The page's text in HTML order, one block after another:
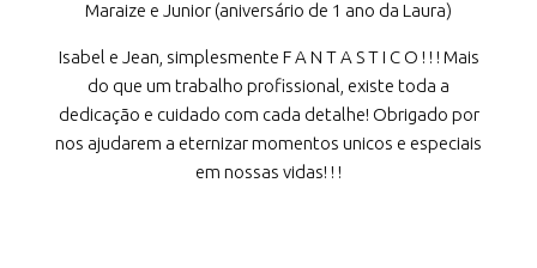
Maraize e Junior (aniversário de 1 ano da Laura)
Isabel e Jean, simplesmente F A N T A S T I C O ! ! ! Mais
do que um trabalho profissional, existe toda a
dedicação e cuidado com cada detalhe! Obrigado por
nos ajudarem a eternizar momentos unicos e especiais
em nossas vidas! ! !